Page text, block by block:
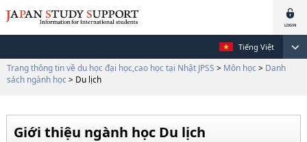
Tiếng Việt
Trang thông tin về du học đại học,cao học tại Nhật JPSS > Môn học > Danh
sách ngành học > Du lịch
Giới thiệu ngành học Du lịch